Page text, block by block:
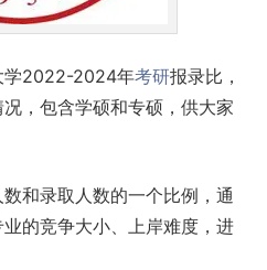
学2022-2024年考研报录比，
，包含学硕和专硕，供大家
和录取人数的一个比例，通
的竞争大小、上岸难度，进